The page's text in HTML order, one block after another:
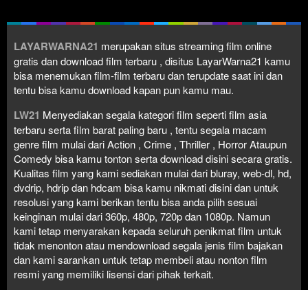
LAYARWARNA21 merupakan situs streaming film online
gratis dan download film terbaru , disitus LayarWarna21 kamu
bisa menemukan film-film terbaru dan terupdate saat ini dan
tentu bisa kamu download kapan pun kamu mau.
LW21 Menyediakan segala kategori film seperti film asia
terbaru serta film barat paling baru , tentu segala macam
genre film mulai dari Action , Crime , Thriller , Horror Ataupun
Comedy bisa kamu tonton serta download disini secara gratis.
Kualitas film yang kami sediakan mulai dari bluray, web-dl, hd,
dvdrip, hdrip dan hdcam bisa kamu nikmati disini dan untuk
resolusi yang kami berikan tentu bisa anda pilih sesuai
keinginan mulai dari 360p, 480p, 720p dan 1080p. Namun
kami tetap menyarakan kepada seluruh penikmat film untuk
tidak menonton atau mendownload segala jenis film bajakan
dan kami sarankan untuk tetap membeli atau nonton film
resmi yang memiliki lisensi dari pihak terkait.